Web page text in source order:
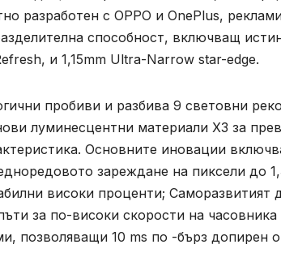
разработен с OPPO и OnePlus,
способност, включващ
и 1,15mm Ultra-Narrow star-edge.
пробиви и разбива 9 световни
луминесцентни материали X3 за
Основните иновации
зареждане на пиксели до
високи проценти; Саморазвитият
за по-високи скорости на
позволяващи 10 ms по -бърз допирен